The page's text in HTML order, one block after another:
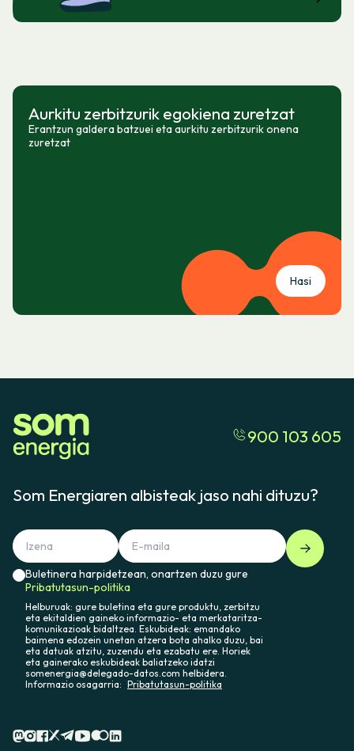
Aurkitu zerbitzurik egokiena zuretzat
Erantzun galdera batzuei eta aurkitu zerbitzurik onena
zuretzat
Hasi
900 103 605
Som Energiaren albisteak jaso nahi dituzu?
Buletinera harpidetzean, onartzen duzu gure
Pribatutasun-politika
Helburuak: gure buletina eta gure produktu, zerbitzu
eta ekitaldien gaineko informazio- eta merkataritza-
komunikazioak bidaltzea. Eskubideak: emandako
baimena edozein unetan atzera bota ahalko duzu, bai
eta datuak atzitu, zuzendu eta ezabatu ere. Horiek
eta gainerako eskubideak baliatzeko idatzi
somenergia@delegado-datos.com helbidera.
Informazio osagarria: Pribatutasun-politika